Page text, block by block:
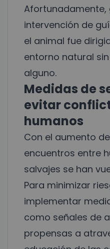
Afortunadamente,
intervención de
el animal fue
entorno natural
alguno.
Medidas de
evitar
humanos
Con el aumento
encuentros entre
salvajes se han
Para minimizar
implementar
como señales de
propensas a